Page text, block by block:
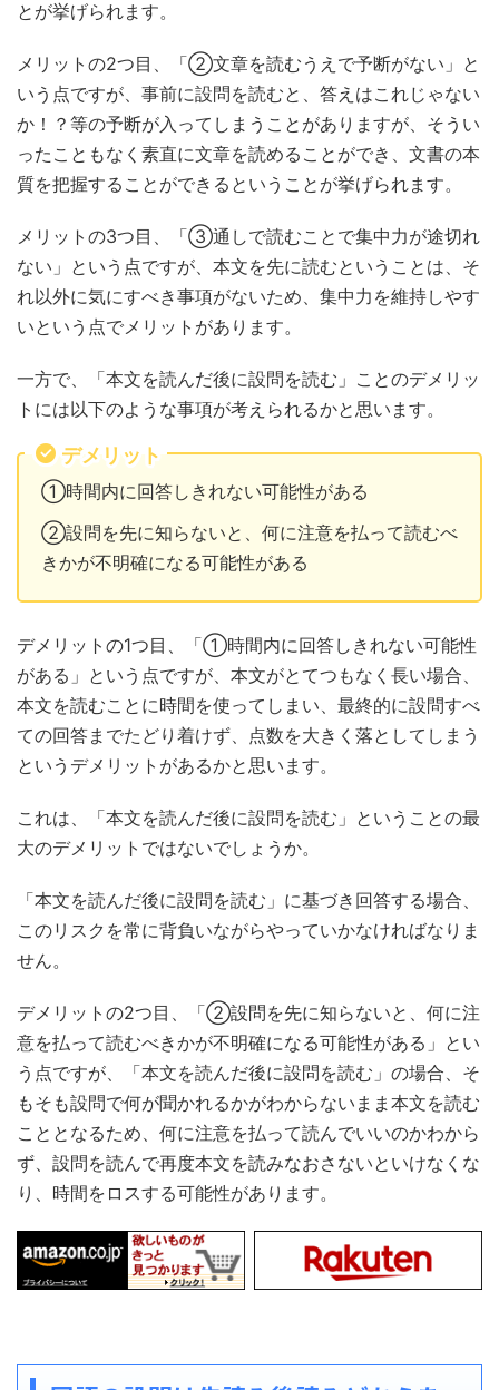
とが挙げられます。
メリットの2つ目、「②文章を読むうえで予断がない」と
いう点ですが、事前に設問を読むと、答えはこれじゃない
か！？等の予断が入ってしまうことがありますが、そうい
ったこともなく素直に文章を読めることができ、文書の本
質を把握することができるということが挙げられます。
メリットの3つ目、「③通しで読むことで集中力が途切れ
ない」という点ですが、本文を先に読むということは、そ
れ以外に気にすべき事項がないため、集中力を維持しやす
いという点でメリットがあります。
一方で、「本文を読んだ後に設問を読む」ことのデメリッ
トには以下のような事項が考えられるかと思います。
デメリット
①時間内に回答しきれない可能性がある
②設問を先に知らないと、何に注意を払って読むべ
きかが不明確になる可能性がある
デメリットの1つ目、「①時間内に回答しきれない可能性
がある」という点ですが、本文がとてつもなく長い場合、
本文を読むことに時間を使ってしまい、最終的に設問すべ
ての回答までたどり着けず、点数を大きく落としてしまう
というデメリットがあるかと思います。
これは、「本文を読んだ後に設問を読む」ということの最
大のデメリットではないでしょうか。
「本文を読んだ後に設問を読む」に基づき回答する場合、
このリスクを常に背負いながらやっていかなければなりま
せん。
デメリットの2つ目、「②設問を先に知らないと、何に注
意を払って読むべきかが不明確になる可能性がある」とい
う点ですが、「本文を読んだ後に設問を読む」の場合、そ
もそも設問で何が聞かれるかがわからないまま本文を読む
こととなるため、何に注意を払って読んでいいのかわから
ず、設問を読んで再度本文を読みなおさないといけなくな
り、時間をロスする可能性があります。